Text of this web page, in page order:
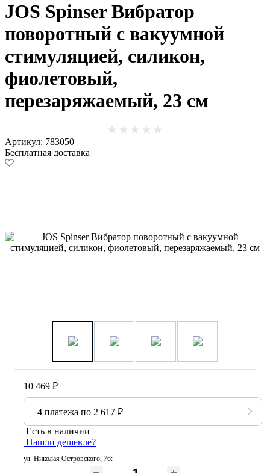
JOS Spinser Вибратор
поворотный c вакуумной
стимуляцией, силикон,
фиолетовый,
перезаряжаемый, 23 см
Артикул: 783050
Бесплатная доставка
10 469 ₽
4 платежа по 2 617 ₽
Есть в наличии
Нашли дешевле?
ул. Николая Островского, 76: